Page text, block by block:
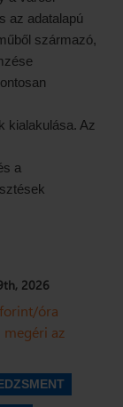
az adatalapú
származó,
kialakulása. Az
a
2026
óra
az